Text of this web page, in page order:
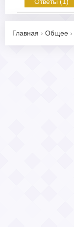
Ответы (1)
Главная › Общее ›